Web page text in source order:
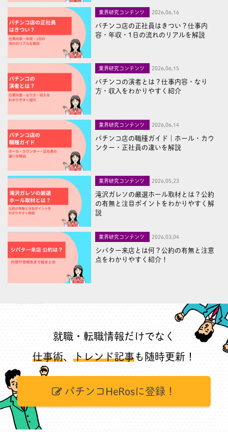
業界研究コンテンツ 2026,06,16
パチンコ店の正社員はきつい？仕事内
容・年収・1日の流れのリアルを解説
業界研究コンテンツ 2026,06,15
パチンコの演者とは？仕事内容・なり
方・収入をわかりやすく紹介
業界研究コンテンツ 2026,06,14
パチンコ店の職種ガイド｜ホール・カウ
ンター・正社員の違いを解説
業界研究コンテンツ 2026,05,23
滝沢ガレソの厳選ホール取材とは？公約
の有無と注目ポイントをわかりやすく解
説
業界研究コンテンツ 2026,03,04
シバター来店とは何？公約の有無と注意
点をわかりやすく紹介！
就職・転職情報だけでなく
仕事術、 トレンド記事も随時更新！
パチンコHeRosに登録！